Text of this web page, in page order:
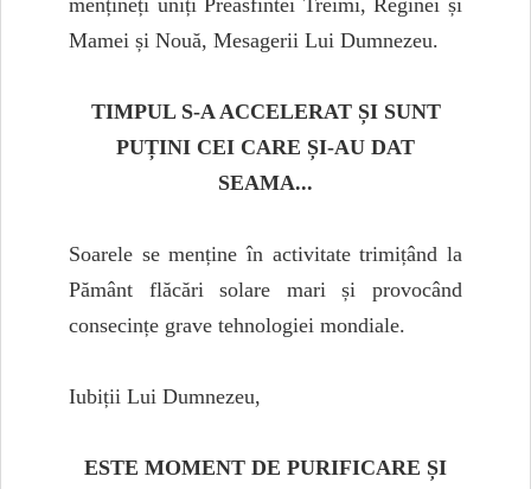
Mamei și Nouă, Mesagerii Lui Dumnezeu.
TIMPUL S-A ACCELERAT ȘI SUNT
PUȚINI CEI CARE ȘI-AU DAT
SEAMA...
Soarele se menține în activitate trimițând la
Pământ flăcări solare mari și provocând
consecințe grave tehnologiei mondiale.
Iubiții Lui Dumnezeu,
ESTE MOMENT DE PURIFICARE ȘI